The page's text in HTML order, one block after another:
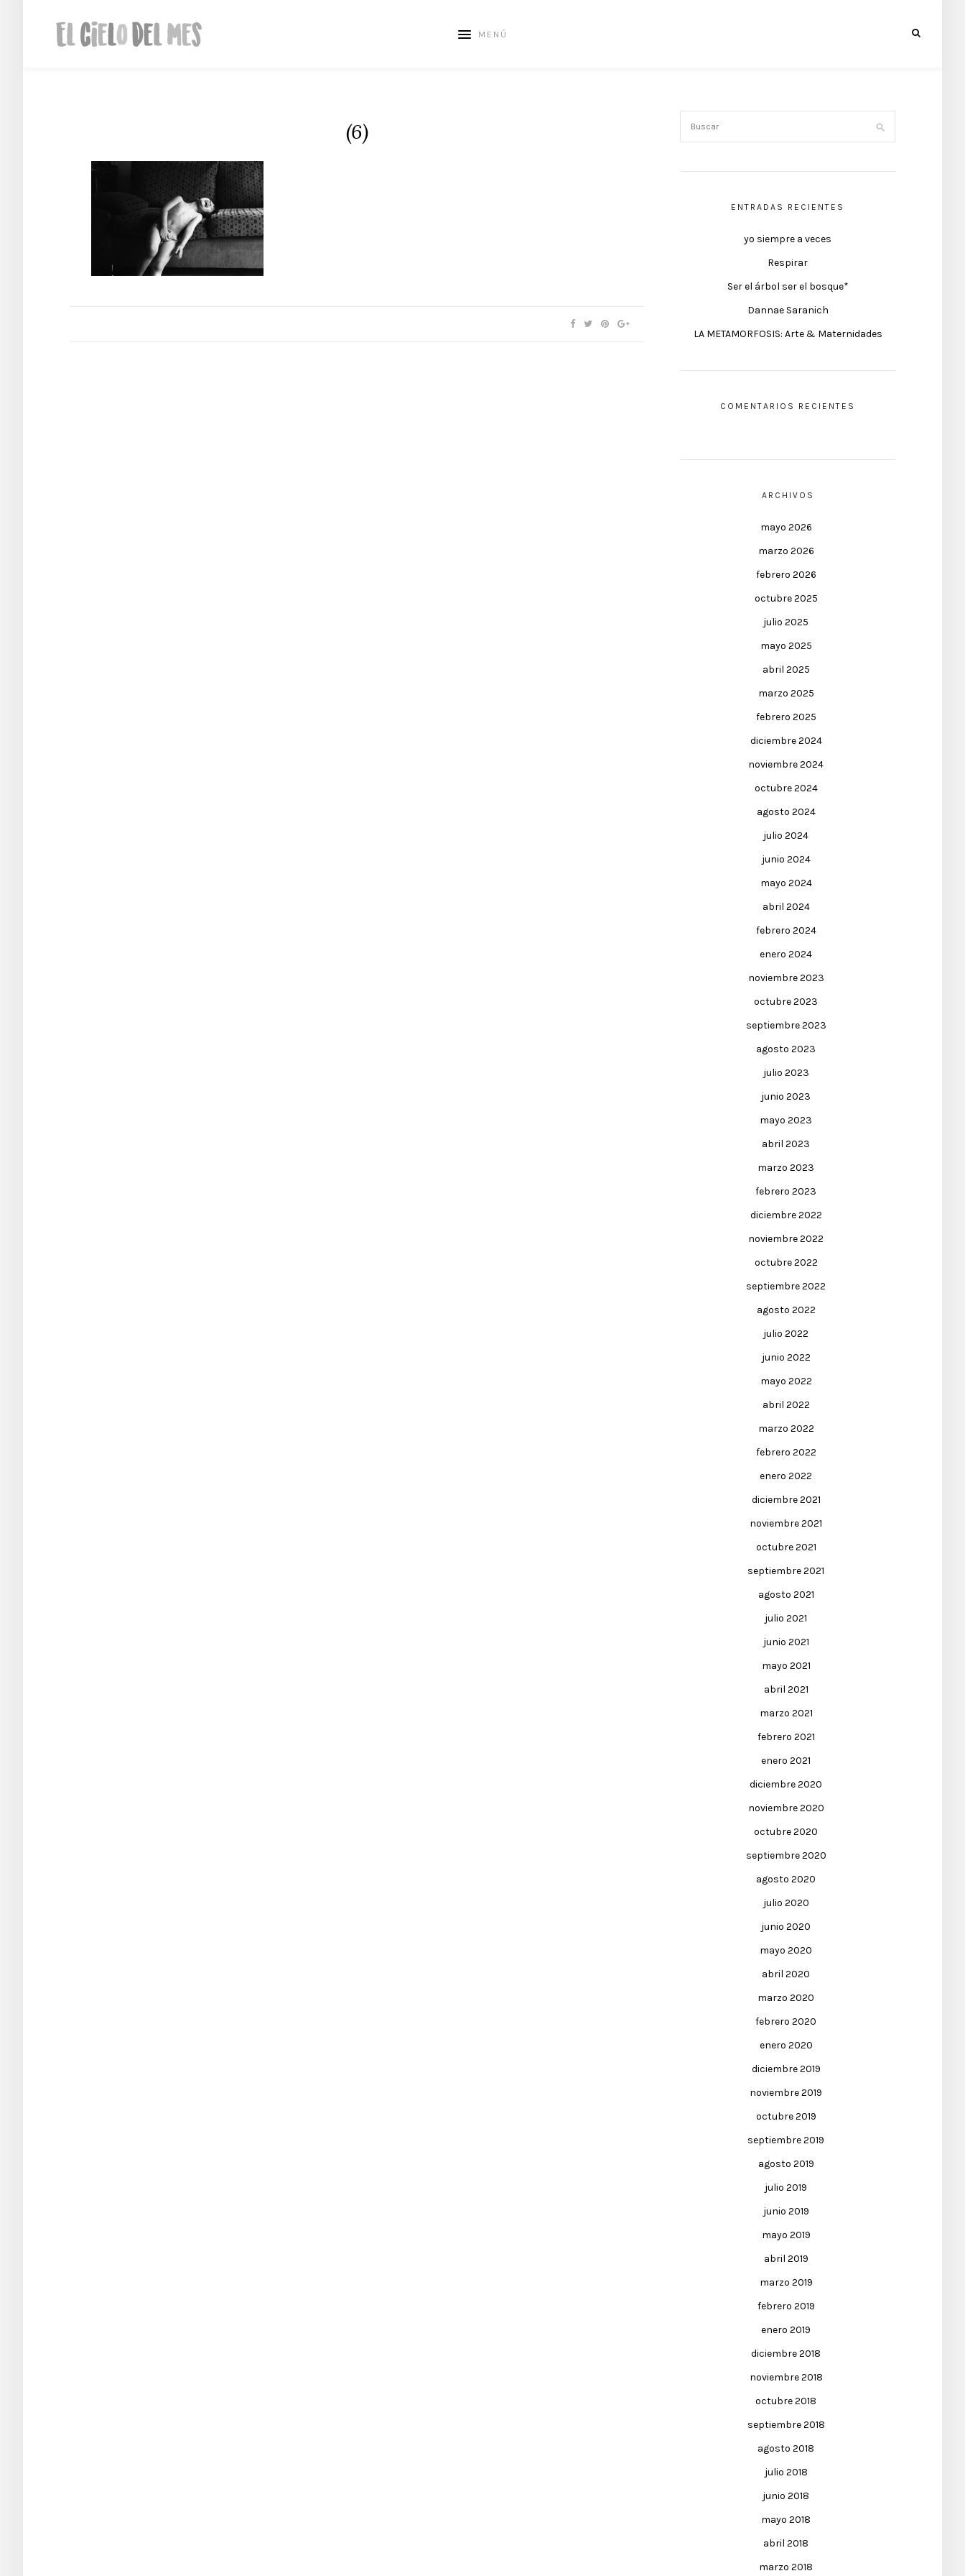
MENÚ
(6)
ENTRADAS RECIENTES
yo siempre a veces
Respirar
Ser el árbol ser el bosque*
Dannae Saranich
LA METAMORFOSIS: Arte & Maternidades
COMENTARIOS RECIENTES
ARCHIVOS
mayo 2026
marzo 2026
febrero 2026
octubre 2025
julio 2025
mayo 2025
abril 2025
marzo 2025
febrero 2025
diciembre 2024
noviembre 2024
octubre 2024
agosto 2024
julio 2024
junio 2024
mayo 2024
abril 2024
febrero 2024
enero 2024
noviembre 2023
octubre 2023
septiembre 2023
agosto 2023
julio 2023
junio 2023
mayo 2023
abril 2023
marzo 2023
febrero 2023
diciembre 2022
noviembre 2022
octubre 2022
septiembre 2022
agosto 2022
julio 2022
junio 2022
mayo 2022
abril 2022
marzo 2022
febrero 2022
enero 2022
diciembre 2021
noviembre 2021
octubre 2021
septiembre 2021
agosto 2021
julio 2021
junio 2021
mayo 2021
abril 2021
marzo 2021
febrero 2021
enero 2021
diciembre 2020
noviembre 2020
octubre 2020
septiembre 2020
agosto 2020
julio 2020
junio 2020
mayo 2020
abril 2020
marzo 2020
febrero 2020
enero 2020
diciembre 2019
noviembre 2019
octubre 2019
septiembre 2019
agosto 2019
julio 2019
junio 2019
mayo 2019
abril 2019
marzo 2019
febrero 2019
enero 2019
diciembre 2018
noviembre 2018
octubre 2018
septiembre 2018
agosto 2018
julio 2018
junio 2018
mayo 2018
abril 2018
marzo 2018